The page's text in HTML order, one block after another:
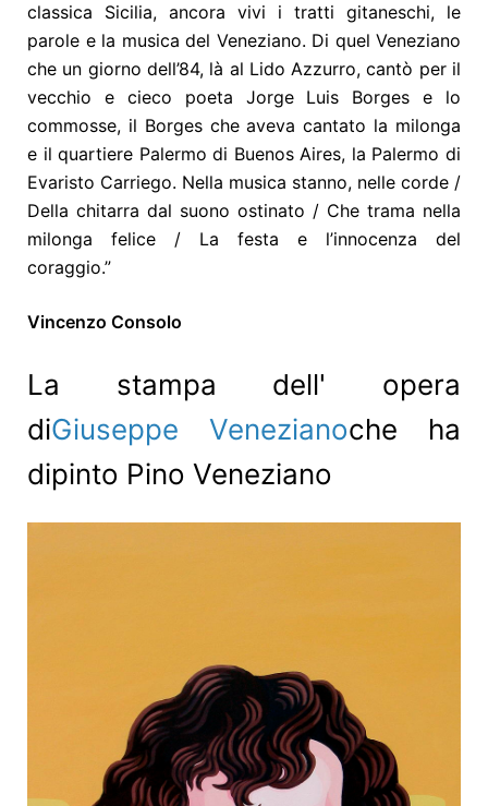
classica Sicilia, ancora vivi i tratti gitaneschi, le
parole e la musica del Veneziano. Di quel Veneziano
che un giorno dell’84, là al Lido Azzurro, cantò per il
vecchio e cieco poeta Jorge Luis Borges e lo
commosse, il Borges che aveva cantato la milonga
e il quartiere Palermo di Buenos Aires, la Palermo di
Evaristo Carriego. Nella musica stanno, nelle corde /
Della chitarra dal suono ostinato / Che trama nella
milonga felice / La festa e l’innocenza del
coraggio.”
Vincenzo Consolo
La stampa dell' opera
diGiuseppe Venezianoche ha
dipinto Pino Veneziano